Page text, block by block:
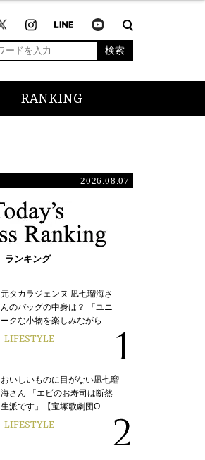
検索
RANKING
2026.08.07
ランキング
元タカラジェンヌ 凪七瑠海さ
んのバッグの中身は？ 「ユニ
ークな小物を楽しみながら…
LIFESTYLE
おいしいものに目がない凪七瑠
海さん 「エビのお寿司は断然
生派です」【宝塚歌劇団O…
LIFESTYLE